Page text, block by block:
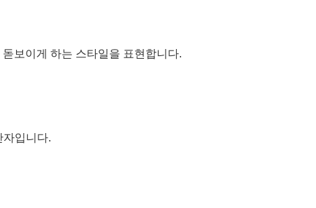
보이게 하는 스타일을 표현합니다.
자입니다.